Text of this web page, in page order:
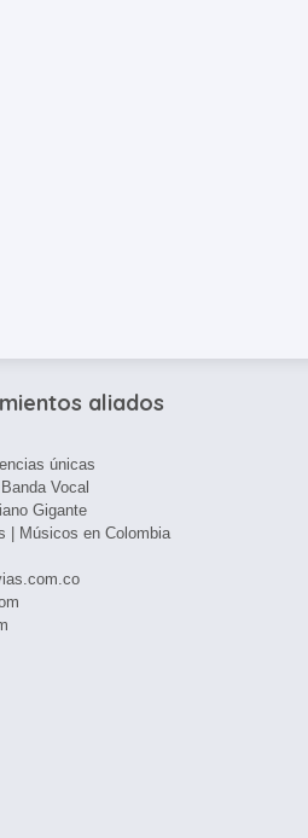
aliados
únicas
Vocal
Gigante
| Músicos en Colombia